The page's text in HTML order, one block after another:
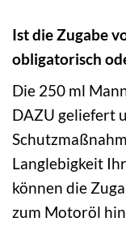
Ist die Zugabe
obligatorisch
Die 250 ml
DAZU geliefert
Langlebigkeit
können die
zum Motoröl